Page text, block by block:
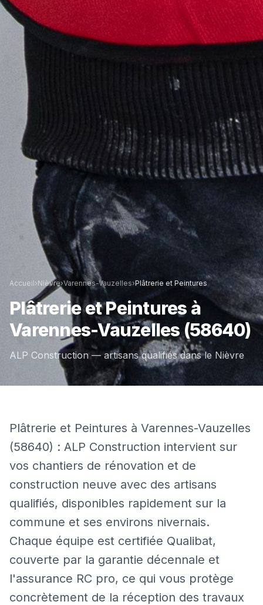
Accueil›Nièvre›Varennes-Vauzelles›Plâtrerie et Peintures
Plâtrerie et Peintures à
Varennes-Vauzelles(58640)
ALP Construction — artisans qualifiés dans le Nièvre
Plâtrerie et Peintures à Varennes-Vauzelles
(58640) : ALP Construction intervient sur
vos chantiers de rénovation et de
construction neuve avec des artisans
qualifiés, disponibles rapidement sur la
commune et ses environs nivernais.
Chaque équipe est certifiée Qualibat,
couverte par la garantie décennale et
l'assurance RC pro, ce qui vous protège
concrètement de la réception des travaux